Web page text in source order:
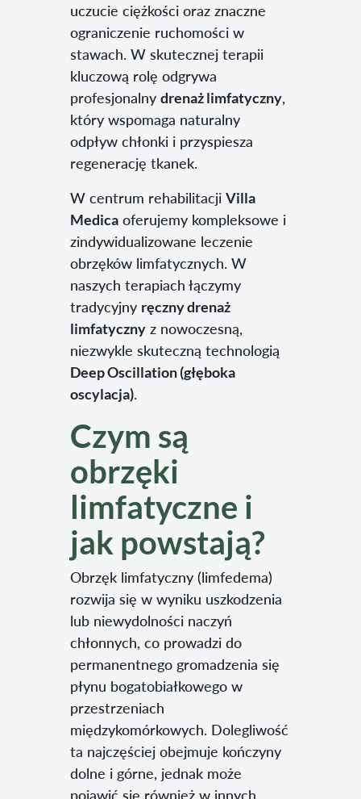
uczucie ciężkości oraz znaczne
ograniczenie ruchomości w
stawach. W skutecznej terapii
kluczową rolę odgrywa
profesjonalny drenaż limfatyczny,
który wspomaga naturalny
odpływ chłonki i przyspiesza
regenerację tkanek.
W centrum rehabilitacji Villa
Medicaoferujemy kompleksowe i
zindywidualizowane leczenie
obrzęków limfatycznych. W
naszych terapiach łączymy
tradycyjny ręczny drenaż
limfatycznyz nowoczesną,
niezwykle skuteczną technologią
Deep Oscillation (głęboka
oscylacja).
Czym są
obrzęki
limfatyczne i
jak powstają?
Obrzęk limfatyczny (limfedema)
rozwija się w wyniku uszkodzenia
lub niewydolności naczyń
chłonnych, co prowadzi do
permanentnego gromadzenia się
płynu bogatobiałkowego w
przestrzeniach
międzykomórkowych. Dolegliwość
ta najczęściej obejmuje kończyny
dolne i górne, jednak może
pojawić się również w innych